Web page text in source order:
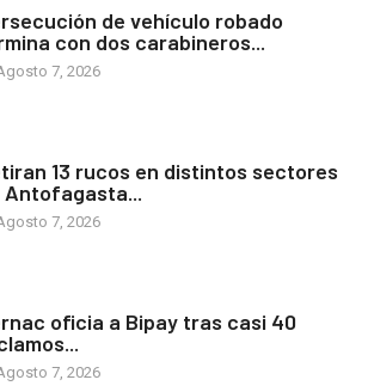
de vehículo robado
con dos carabineros...
7, 2026
13 rucos en distintos sectores
Antofagasta...
7, 2026
oficia a Bipay tras casi 40
7, 2026